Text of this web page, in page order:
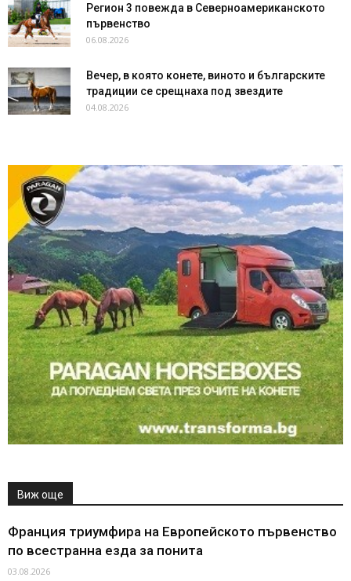
Регион 3 повежда в Северноамериканското
първенство
06.08.2026
Вечер, в която конете, виното и българските
традиции се срещнаха под звездите
04.08.2026
Виж още
Франция триумфира на Европейското първенство
по всестранна езда за понита
03.08.2026